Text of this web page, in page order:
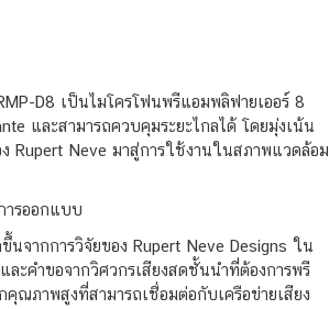
D8 เป็นไมโครโฟนพรีแอมพลิฟายเออร์ 8
และสามารถควบคุมระยะไกลได้ โดยมุ่งเน้น
Rupert Neve มาสู่การใช้งานในสภาพแวดล้อม
ารออกแบบ
นจากการวิจัยของ Rupert Neve Designs ใน
ะคำขอจากวิศวกรเสียงสดชั้นนำที่ต้องการพรี
คุณภาพสูงที่สามารถเชื่อมต่อกับเครือข่ายเสียง